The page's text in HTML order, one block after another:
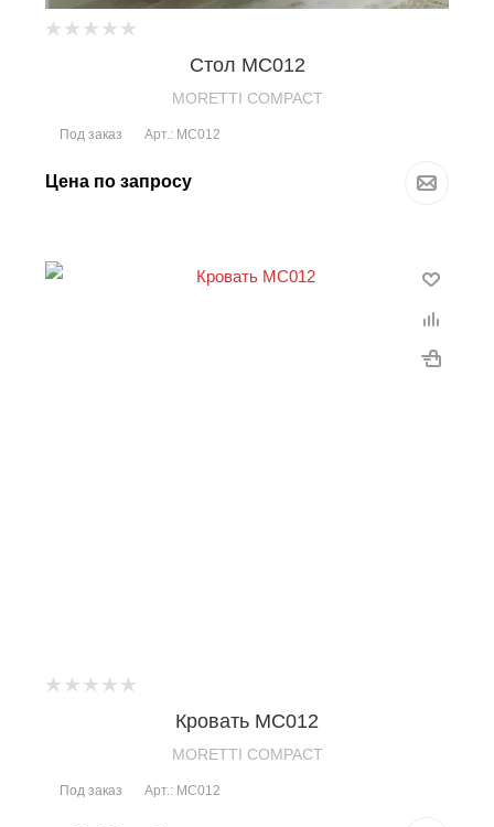
Стол MC012
MORETTI COMPACT
Под заказ Арт.: MC012
Цена по запросу
Кровать MC012
MORETTI COMPACT
Под заказ Арт.: MC012